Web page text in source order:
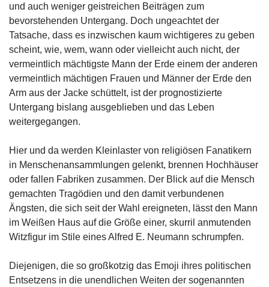
und auch weniger geistreichen Beiträgen zum
bevorstehenden Untergang. Doch ungeachtet der
Tatsache, dass es inzwischen kaum wichtigeres zu geben
scheint, wie, wem, wann oder vielleicht auch nicht, der
vermeintlich mächtigste Mann der Erde einem der anderen
vermeintlich mächtigen Frauen und Männer der Erde den
Arm aus der Jacke schüttelt, ist der prognostizierte
Untergang bislang ausgeblieben und das Leben
weitergegangen.
Hier und da werden Kleinlaster von religiösen Fanatikern
in Menschenansammlungen gelenkt, brennen Hochhäuser
oder fallen Fabriken zusammen. Der Blick auf die Mensch
gemachten Tragödien und den damit verbundenen
Ängsten, die sich seit der Wahl ereigneten, lässt den Mann
im Weißen Haus auf die Größe einer, skurril anmutenden
Witzfigur im Stile eines Alfred E. Neumann schrumpfen.
Diejenigen, die so großkotzig das Emoji ihres politischen
Entsetzens in die unendlichen Weiten der sogenannten